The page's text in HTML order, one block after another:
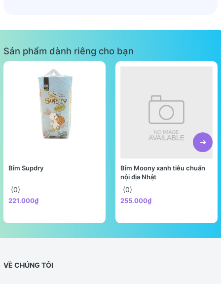
Sản phẩm dành riêng cho bạn
Bỉm Supdry
(0)
221.000₫
Bỉm Moony xanh tiêu chuẩn
nội địa Nhật
(0)
255.000₫
VỀ CHÚNG TÔI